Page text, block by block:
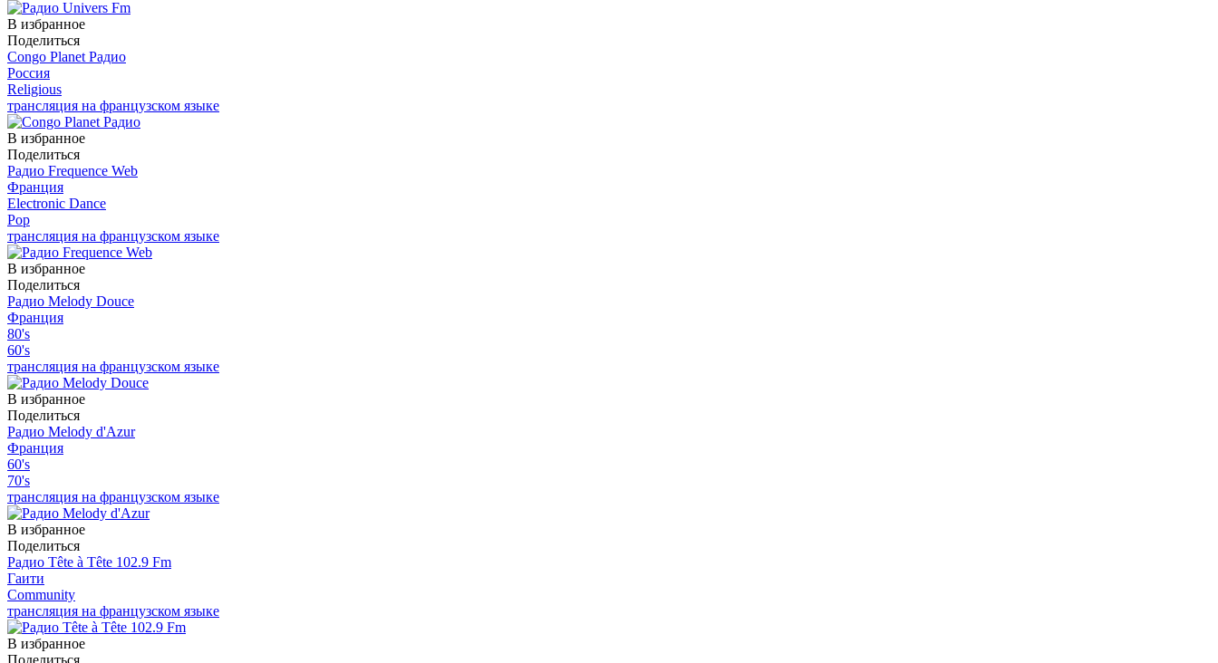
В избранное
Поделиться
Congo Planet Радио
Россия
Religious
трансляция на французском языке
В избранное
Поделиться
Радио Frequence Web
Франция
Electronic Dance
Pop
трансляция на французском языке
В избранное
Поделиться
Радио Melody Douce
Франция
80's
60's
трансляция на французском языке
В избранное
Поделиться
Радио Melody d'Azur
Франция
60's
70's
трансляция на французском языке
В избранное
Поделиться
Радио Tête à Tête 102.9 Fm
Гаити
Community
трансляция на французском языке
В избранное
Поделиться